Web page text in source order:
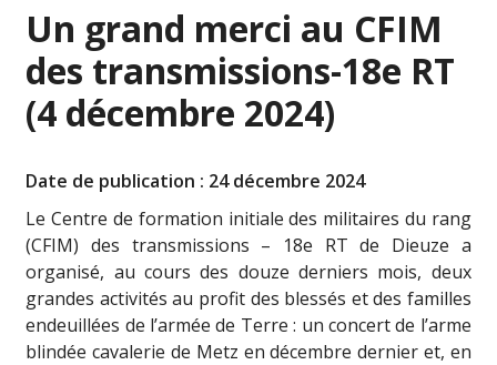
Un grand merci au CFIM
des transmissions-18e RT
(4 décembre 2024)
Date de publication : 24 décembre 2024
Le Centre de formation initiale des militaires du rang
(CFIM) des transmissions – 18e RT de Dieuze a
organisé, au cours des douze derniers mois, deux
grandes activités au profit des blessés et des familles
endeuillées de l’armée de Terre : un concert de l’arme
blindée cavalerie de Metz en décembre dernier et, en